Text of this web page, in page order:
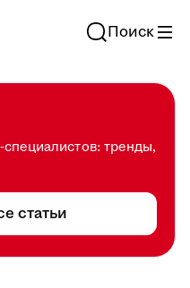
Поиск
специалистов: тренды,
статьи